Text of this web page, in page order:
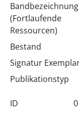
Bandbezeichnung
(Fortlaufende
Ressourcen)
Bestand
Signatur
Publikationstyp
ID